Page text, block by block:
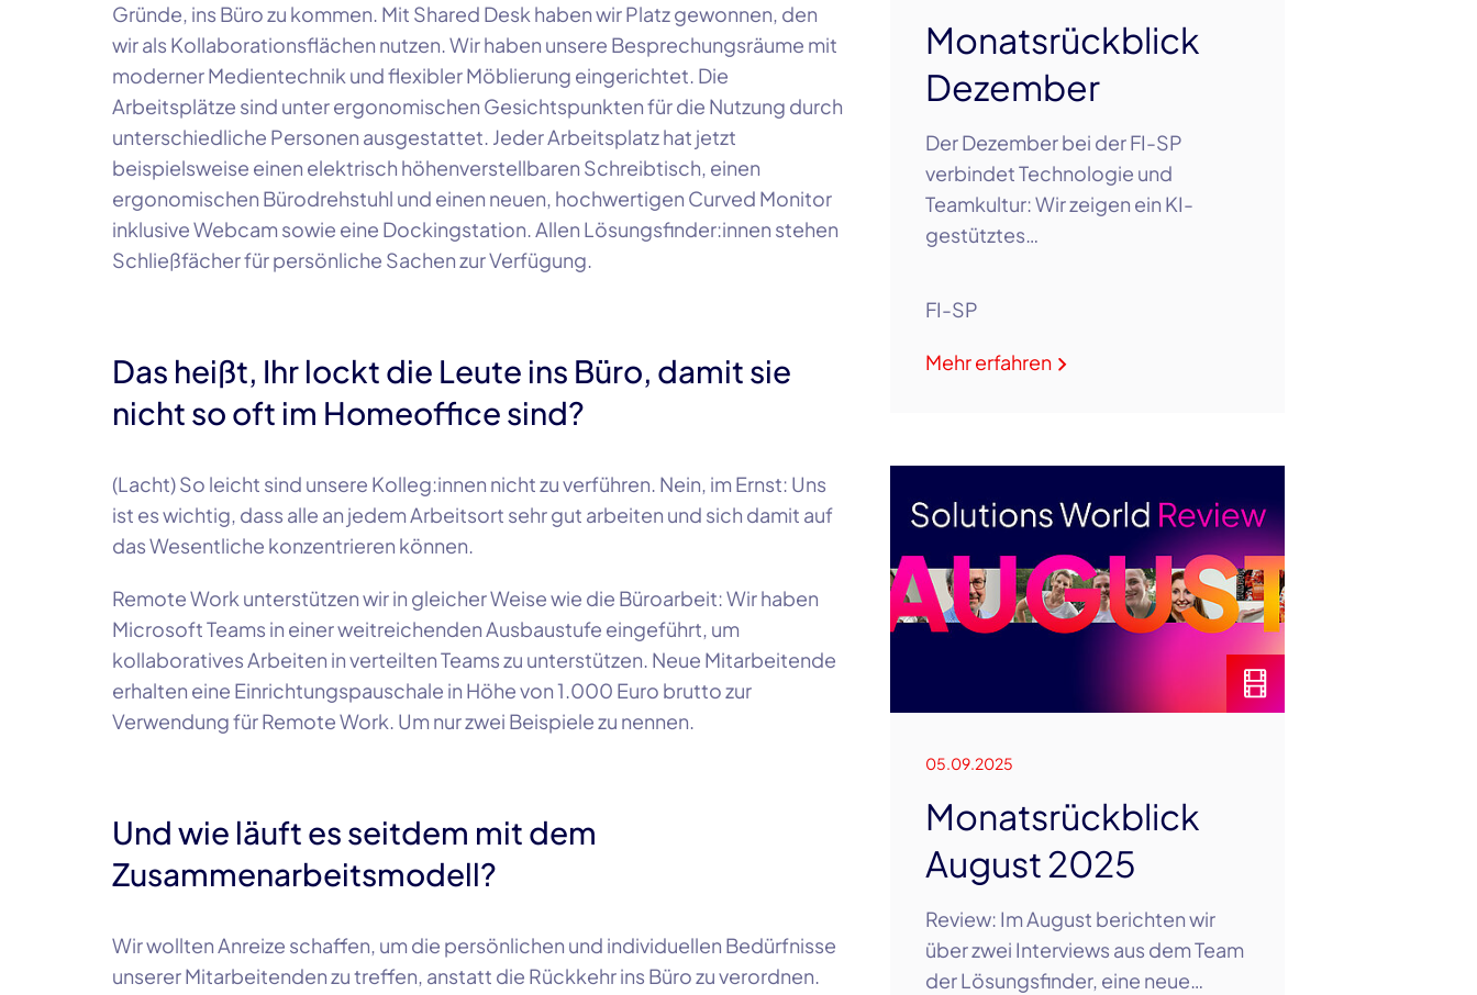
Gründe, ins Büro zu kommen. Mit Shared Desk haben wir Platz gewonnen, den
wir als Kollaborationsflächen nutzen. Wir haben unsere Besprechungsräume mit
moderner Medientechnik und flexibler Möblierung eingerichtet. Die
Arbeitsplätze sind unter ergonomischen Gesichtspunkten für die Nutzung durch
unterschiedliche Personen ausgestattet. Jeder Arbeitsplatz hat jetzt
beispielsweise einen elektrisch höhenverstellbaren Schreibtisch, einen
ergonomischen Bürodrehstuhl und einen neuen, hochwertigen Curved Monitor
inklusiveWebcamsowie eine Dockingstation. Allen Lösungsfinder:innen stehen
Schließfächer für persönliche Sachen zur Verfügung.
Das heißt, Ihr lockt die Leute ins Büro, damit sie
nicht so oft im Homeoffice sind?
(Lacht) So leicht sind unsere Kolleg:innen nicht zu verführen. Nein, im Ernst: Uns
ist es wichtig, dass alle an jedem Arbeitsort sehr gut arbeiten und sich damit auf
das Wesentliche konzentrieren können.
Remote Work unterstützen wir in gleicher Weise wie die Büroarbeit: Wir haben
Microsoft Teams in einer weitreichenden Ausbaustufe eingeführt, um
kollaboratives Arbeiten in verteilten Teams zu unterstützen. Neue Mitarbeitende
erhalten eine Einrichtungspauschale in Höhe von1.000 Euro brutto zur
Verwendung für Remote Work. Um nur zwei Beispiele zu nennen.
Und wie läuft es seitdem mit dem
Zusammenarbeitsmodell?
Wir wollten Anreize schaffen, um die persönlichen und individuellen Bedürfnisse
unserer Mitarbeitenden zu treffen, anstatt die Rückkehr ins Büro zu verordnen.
Monatsrückblick
Dezember
Der Dezember bei der FI-SP
verbindet Technologie und
Teamkultur: Wir zeigen ein KI-
gestütztes…
FI-SP
Mehr erfahren
05.09.2025
Monatsrückblick
August 2025
Review: Im August berichten wir
über zwei Interviews aus dem Team
der Lösungsfinder, eine neue…